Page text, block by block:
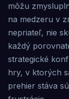
môžu
na medzeru v
nepriateľ, nie
každý
strategické
hry, v ktorých
prehier stáva